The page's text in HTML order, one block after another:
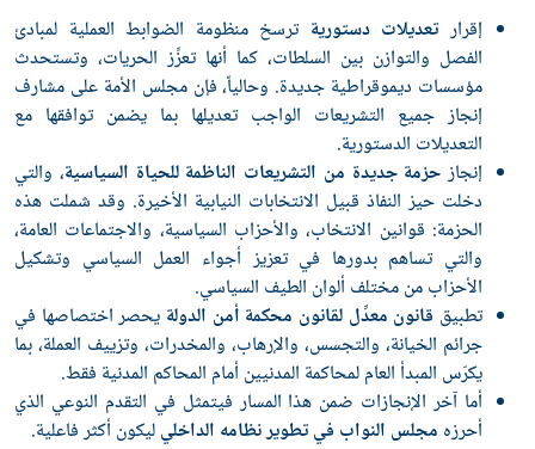
إقرار تعديلات دستورية ترسخ منظومة الضوابط العملية لمبادئ
الفصل والتوازن بين السلطات، كما أنها تعزٍّز الحريات، وتستحدث
مؤسسات ديموقراطية جديدة. وحالياً، فإن مجلس الأمة على مشارف
إنجاز جميع التشريعات الواجب تعديلها بما يضمن توافقها مع
التعديلات الدستورية.
إنجازحزمة جديدة من التشريعات الناظمة للحياة السياسية، والتي
دخلت حيز النفاذ قبيل الانتخابات النيابية الأخيرة. وقد شملت هذه
الحزمة: قوانين الانتخاب، والأحزاب السياسية، والاجتماعات العامة،
والتي تساهم بدورها في تعزيز أجواء العمل السياسي وتشكيل
الأحزاب من مختلف ألوان الطيف السياسي.
تطبيق قانون معدِّل لقانون محكمة أمن الدولة يحصر اختصاصها في
جرائم الخيانة، والتجسس، والإرهاب، والمخدرات، وتزييف العملة، بما
يكرّس المبدأ العام لمحاكمة المدنيين أمام المحاكم المدنية فقط.
أما آخر الإنجازات ضمن هذا المسار فيتمثل في التقدم النوعي الذي
أحرزه مجلس النواب في تطوير نظامه الداخليليكون أكثر فاعلية.